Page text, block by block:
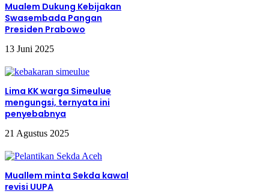
Mualem Dukung Kebijakan
Swasembada Pangan
Presiden Prabowo
13 Juni 2025
Lima KK warga Simeulue
mengungsi, ternyata ini
penyebabnya
21 Agustus 2025
Muallem minta Sekda kawal
revisi UUPA